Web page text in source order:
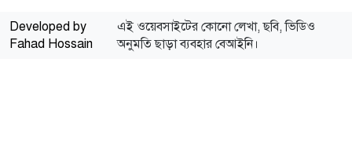
আমিন
Developed by
Fahad Hossain
এই ওয়েবসাইটের কোনো লেখা, ছবি, ভিডিও
অনুমতি ছাড়া ব্যবহার বেআইনি।